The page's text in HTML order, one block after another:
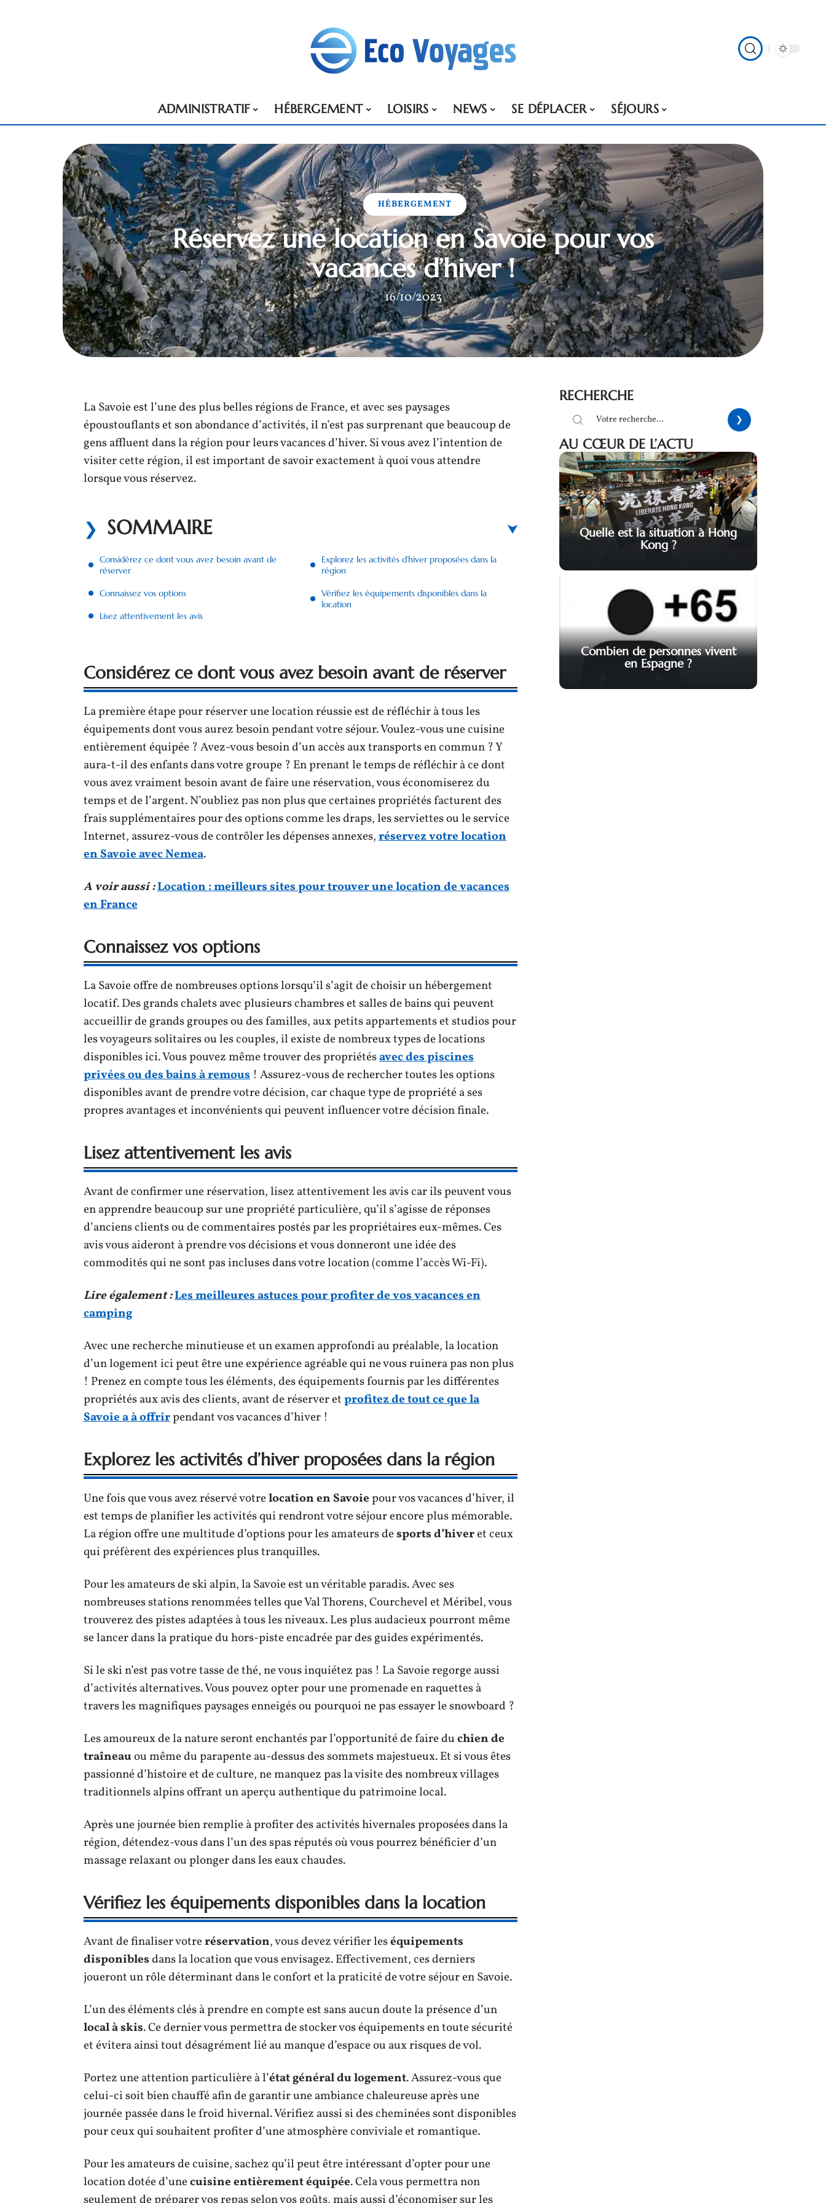
ADMINISTRATIF HÉBERGEMENT LOISIRS NEWS SE DÉPLACER SÉJOURS
HÉBERGEMENT
Réservez une location en Savoie pour vos
vacances d’hiver !
16/10/2023
La Savoie est l’une des plus belles régions de France, et avec ses paysages
époustouflants et son abondance d’activités, il n’est pas surprenant que beaucoup de
gens affluent dans la région pour leurs vacances d’hiver. Si vous avez l’intention de
visiter cette région, il est important de savoir exactement à quoi vous attendre
lorsque vous réservez.
SOMMAIRE
Considérez ce dont vous avez besoin avant de
réserver
Connaissez vos options
Lisez attentivement les avis
Explorez les activités d’hiver proposées dans la
région
Vérifiez les équipements disponibles dans la
location
Considérez ce dont vous avez besoin avant de réserver
La première étape pour réserver une location réussie est de réfléchir à tous les
équipements dont vous aurez besoin pendant votre séjour. Voulez-vous une cuisine
entièrement équipée ? Avez-vous besoin d’un accès aux transports en commun ? Y
aura-t-il des enfants dans votre groupe ? En prenant le temps de réfléchir à ce dont
vous avez vraiment besoin avant de faire une réservation, vous économiserez du
temps et de l’argent. N’oubliez pas non plus que certaines propriétés facturent des
frais supplémentaires pour des options comme les draps, les serviettes ou le service
Internet, assurez-vous de contrôler les dépenses annexes,réservez votre location
en Savoie avec Nemea.
A voir aussi :Location : meilleurs sites pour trouver une location de vacances
en France
Connaissez vos options
La Savoie offre de nombreuses options lorsqu’il s’agit de choisir un hébergement
locatif. Des grands chalets avec plusieurs chambres et salles de bains qui peuvent
accueillir de grands groupes ou des familles, aux petits appartements et studios pour
les voyageurs solitaires ou les couples, il existe de nombreux types de locations
disponibles ici. Vous pouvez même trouver des propriétésavec des piscines
privées ou des bains à remous ! Assurez-vous de rechercher toutes les options
disponibles avant de prendre votre décision, car chaque type de propriété a ses
propres avantages et inconvénients qui peuvent influencer votre décision finale.
Lisez attentivement les avis
Avant de confirmer une réservation, lisez attentivement les avis car ils peuvent vous
en apprendre beaucoup sur une propriété particulière, qu’il s’agisse de réponses
d’anciens clients ou de commentaires postés par les propriétaires eux-mêmes. Ces
avis vous aideront à prendre vos décisions et vous donneront une idée des
commodités qui ne sont pas incluses dans votre location (comme l’accès Wi-Fi).
Lire également :Les meilleures astuces pour profiter de vos vacances en
camping
Avec une recherche minutieuse et un examen approfondi au préalable, la location
d’un logement ici peut être une expérience agréable qui ne vous ruinera pas non plus
! Prenez en compte tous les éléments, des équipements fournis par les différentes
propriétés aux avis des clients, avant de réserver etprofitez de tout ce que la
Savoie a à offrirpendant vos vacances d’hiver !
Explorez les activités d’hiver proposées dans la région
Une fois que vous avez réservé votrelocation en Savoiepour vos vacances d’hiver, il
est temps de planifier les activités qui rendront votre séjour encore plus mémorable.
La région offre une multitude d’options pour les amateurs desports d’hiveret ceux
qui préfèrent des expériences plus tranquilles.
Pour les amateurs de ski alpin, la Savoie est un véritable paradis. Avec ses
nombreuses stations renommées telles que Val Thorens, Courchevel et Méribel, vous
trouverez des pistes adaptées à tous les niveaux. Les plus audacieux pourront même
se lancer dans la pratique du hors-piste encadrée par des guides expérimentés.
Si le ski n’est pas votre tasse de thé, ne vous inquiétez pas ! La Savoie regorge aussi
d’activités alternatives. Vous pouvez opter pour une promenade en raquettes à
travers les magnifiques paysages enneigés ou pourquoi ne pas essayer le snowboard ?
Les amoureux de la nature seront enchantés par l’opportunité de faire duchien de
traîneauou même du parapente au-dessus des sommets majestueux. Et si vous êtes
passionné d’histoire et de culture, ne manquez pas la visite des nombreux villages
traditionnels alpins offrant un aperçu authentique du patrimoine local.
Après une journée bien remplie à profiter des activités hivernales proposées dans la
région, détendez-vous dans l’un des spas réputés où vous pourrez bénéficier d’un
massage relaxant ou plonger dans les eaux chaudes.
Vérifiez les équipements disponibles dans la location
Avant de finaliser votreréservation, vous devez vérifier leséquipements
disponiblesdans la location que vous envisagez. Effectivement, ces derniers
joueront un rôle déterminant dans le confort et la praticité de votre séjour en Savoie.
L’un des éléments clés à prendre en compte est sans aucun doute la présence d’un
local à skis. Ce dernier vous permettra de stocker vos équipements en toute sécurité
et évitera ainsi tout désagrément lié au manque d’espace ou aux risques de vol.
Portez une attention particulière à l’état général du logement. Assurez-vous que
celui-ci soit bien chauffé afin de garantir une ambiance chaleureuse après une
journée passée dans le froid hivernal. Vérifiez aussi si des cheminées sont disponibles
pour ceux qui souhaitent profiter d’une atmosphère conviviale et romantique.
Pour les amateurs de cuisine, sachez qu’il peut être intéressant d’opter pour une
location dotée d’unecuisine entièrement équipée. Cela vous permettra non
RECHERCHE
AU CŒUR DE L’ACTU
Quelle est la situation à Hong
Kong ?
Combien de personnes vivent
en Espagne ?